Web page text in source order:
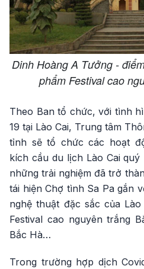
Dinh Hoàng A Tưởng -
phẩm Festival cao
Theo Ban tổ chức, với tình
19 tại Lào Cai, Trung tâm
tỉnh sẽ tổ chức các hoạt
kích cầu du lịch Lào Cai quý
những trải nghiệm đã trở
tái hiện Chợ tình Sa Pa gắn
nghệ thuật đặc sắc của
Festival cao nguyên trắng
Bắc Hà…
Trong trường hợp dịch